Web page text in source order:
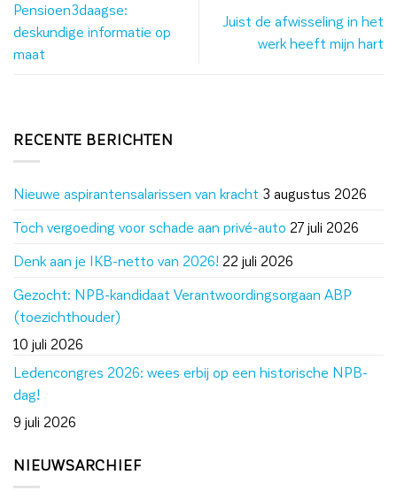
Pensioen3daagse:
deskundige informatie op
maat
Juist de afwisseling in het
werk heeft mijn hart
RECENTE BERICHTEN
Nieuwe aspirantensalarissen van kracht 3 augustus 2026
Toch vergoeding voor schade aan privé-auto 27 juli 2026
Denk aan je IKB-netto van 2026! 22 juli 2026
Gezocht: NPB-kandidaat Verantwoordingsorgaan ABP
(toezichthouder)
10 juli 2026
Ledencongres 2026: wees erbij op een historische NPB-
dag!
9 juli 2026
NIEUWSARCHIEF